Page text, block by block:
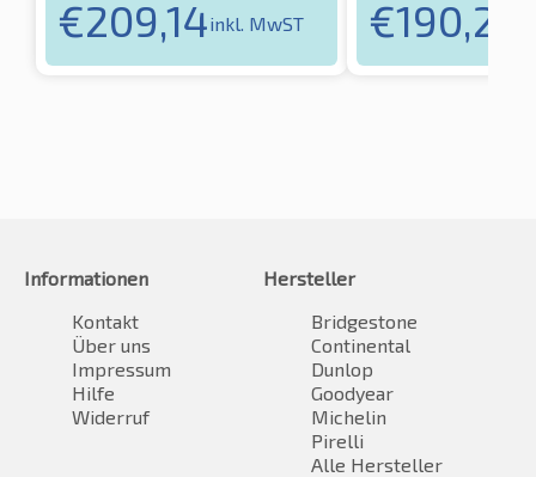
€209,14inkl. MwST €190,22
Informationen
Kontakt
Über uns
Impressum
Hilfe
Widerruf
Hersteller
Bridgestone
Continental
Dunlop
Goodyear
Michelin
Pirelli
Alle Hersteller